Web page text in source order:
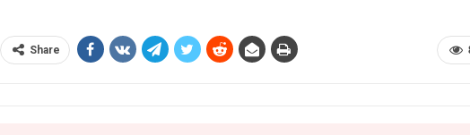
Share